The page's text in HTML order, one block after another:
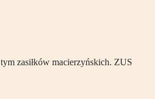
zasiłków macierzyńskich. ZUS